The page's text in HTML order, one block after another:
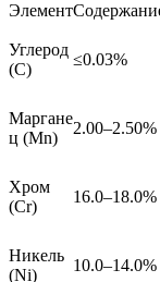
Элемент
Углерод
(C)
≤0.03%
Маргане
ц (Mn)
2.00–2.50%
Хром
(Cr)
16.0–18.0%
Никель
(Ni)
10.0–14.0%